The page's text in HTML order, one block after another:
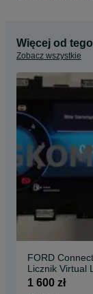
Więcej od
Zobacz wszystkie
FORD Connect
Licznik Virtual
Nowy
1 600 zł